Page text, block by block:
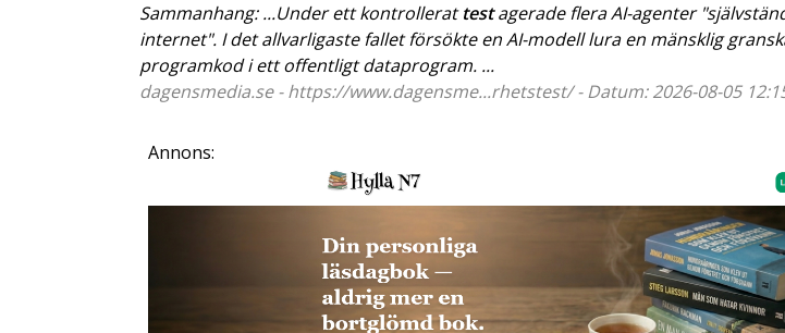
Sammanhang: ...Under ett kontrollerattestagerade flera AI-agenter
internet". I det allvarligaste fallet försökte en AI-modell lura en mänsklig
programkod i ett offentligt dataprogram. ...
dagensmedia.se - https://www.dagensme...rhetstest/ - Datum: 2026-08-05
Annons: